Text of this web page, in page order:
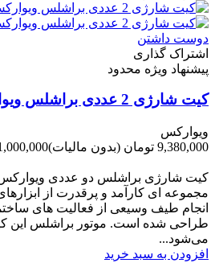
دوست داشتن
اشتراک گذاری
پیشنهاد ویژه محدود
کیت شارژی 2 عددی براشلس ویوارکس VR2402-BCK
ویوارکس
9,380,000 تومان
(بدون مالیات)11,000,000
مجموعه ای کارآمد و پرقدرت از
انجام طیف وسیعی از فعالیت های
طراحی شده است. موتور براشلس این
می‌شود...
افزودن به سبد خرید